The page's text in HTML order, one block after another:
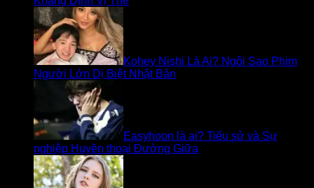
Kohey Nishi Là Ai? Ngôi Sao Phim
Người Lớn Dị Biệt Nhật Bản
Easyhoon là ai? Tiểu sử và Sự
nghiệp Huyền thoại Đường Giữa